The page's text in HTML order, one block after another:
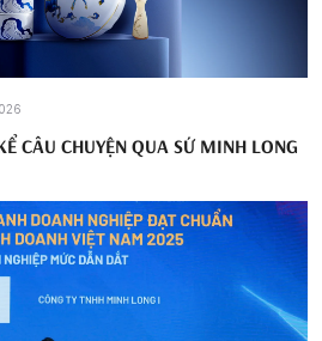
CÂU CHUYỆN QUA SỨ MINH LONG